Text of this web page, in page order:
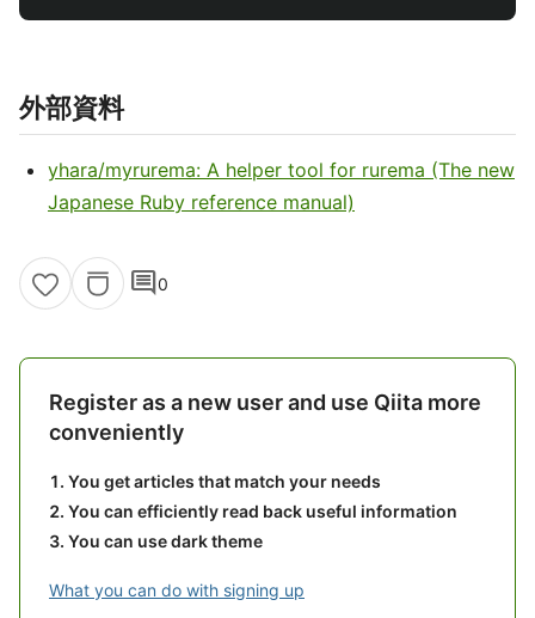
外部資料
yhara/myrurema: A helper tool for rurema (The new
Japanese Ruby reference manual)
comment0
Register as a new user and use Qiita more
conveniently
You get articles that match your needs
You can efficiently read back useful information
You can use dark theme
What you can do with signing up